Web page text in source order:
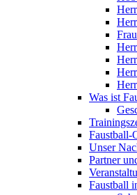
Was ist
Faustball-
Unser
Partner
Faustball